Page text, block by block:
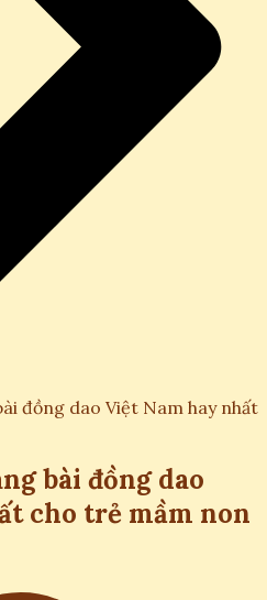
đồng dao Việt Nam hay nhất
bài đồng dao
cho trẻ mầm non